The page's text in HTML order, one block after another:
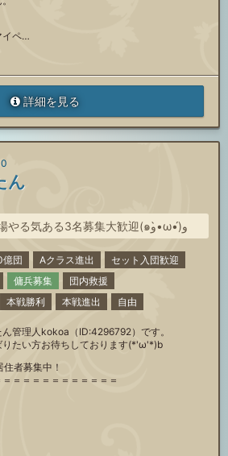
イペ…
詳細を見る
ん
入団条件: 古戦場やる気ある3名募集大歓迎(๑و•̀ω•́)و
億団 Aクラス進出
セット入団歓迎
傭兵募集
団内救援
本戦勝利 本戦進出 自由
管理人kokoa（ID:4296792）です。
りたい方お待ちしております(*'ω'*)b
者募集中！
＝＝＝＝＝＝＝＝＝＝＝